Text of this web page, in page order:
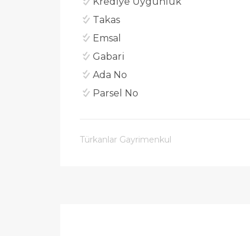
Takas
Emsal
Gabari
Ada No
Parsel No
Türkanlar Gayrimenkul